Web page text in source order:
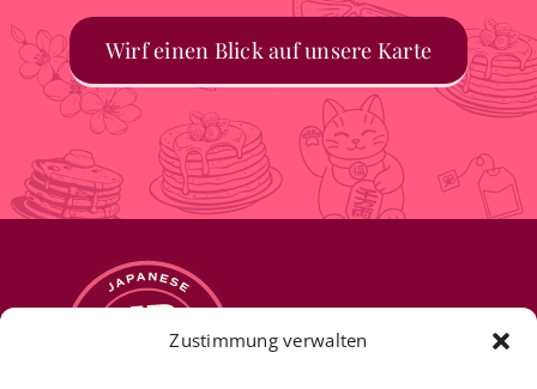
Zustimmung verwalten
Wirf einen Blick auf unsere Karte